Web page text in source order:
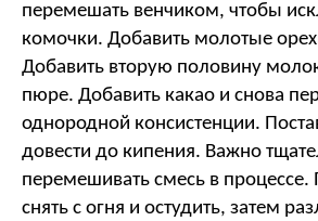
перемешать венчиком, чтобы
комочки. Добавить молотые
Добавить вторую половину
пюре. Добавить какао и снова
однородной консистенции.
довести до кипения. Важно
перемешивать смесь в процессе.
снять с огня и остудить, затем